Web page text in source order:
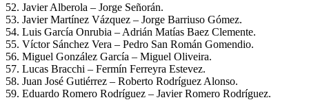
52. Javier Alberola – Jorge Señorán.
53. Javier Martínez Vázquez – Jorge Barriuso Gómez.
54. Luis García Onrubia – Adrián Matías Baez Clemente.
55. Víctor Sánchez Vera – Pedro San Román Gomendio.
56. Miguel González García – Miguel Oliveira.
57. Lucas Bracchi – Fermín Ferreyra Estevez.
58. Juan José Gutiérrez – Roberto Rodríguez Alonso.
59. Eduardo Romero Rodríguez – Javier Romero Rodríguez.